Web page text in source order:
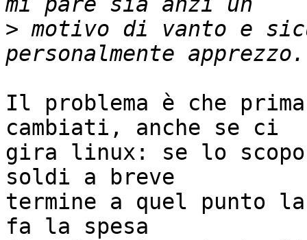
> motivo di vanto e
Il problema è che
cambiati, anche se ci
gira linux: se lo
soldi a breve
termine a quel punto
fa la spesa